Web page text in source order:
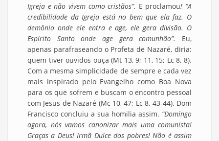
Igreja e não vivem como cristãos”. E proclamou! “A
credibilidade da Igreja está no bem que ela faz. O
demônio onde ele entra e age, ele gera divisão. O
Espírito Santo onde age gera comunhão”.
Eu,
apenas parafraseando o Profeta de Nazaré, diria:
quem tiver ouvidos ouça (Mt 13, 9; 11, 15; Lc 8, 8).
Com a mesma simplicidade de sempre e cada vez
mais inspirado pelo Evangelho como Boa Nova
para os que sofrem e buscam o encontro pessoal
com Jesus de Nazaré (Mc 10, 47; Lc 8, 43-44). Dom
Francisco concluiu a sua homilia assim. “Domingo
agora, nós vamos canonizar mais uma comunista!
Graças a Deus! Irmã Dulce dos pobres! Não é assim